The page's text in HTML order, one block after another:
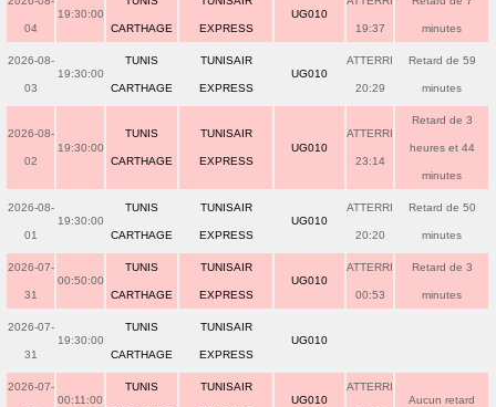
04
19:30:00
CARTHAGE EXPRESS
UG010
19:37 minutes
2026-08-
03
19:30:00
TUNIS
CARTHAGE
TUNISAIR
EXPRESS
UG010
ATTERRI
20:29
Retard de 59
minutes
2026-08-
02
19:30:00
TUNIS
CARTHAGE
TUNISAIR
EXPRESS
UG010
ATTERRI
23:14
Retard de 3
heures et 44
minutes
2026-08-
01
19:30:00
TUNIS
CARTHAGE
TUNISAIR
EXPRESS
UG010
ATTERRI
20:20
Retard de 50
minutes
2026-07-
31
00:50:00
TUNIS
CARTHAGE
TUNISAIR
EXPRESS
UG010
ATTERRI
00:53
Retard de 3
minutes
2026-07-
31
19:30:00
TUNIS
CARTHAGE
TUNISAIR
EXPRESS
UG010
2026-07-
00:11:00
TUNIS TUNISAIR
UG010
ATTERRI
Aucun retard